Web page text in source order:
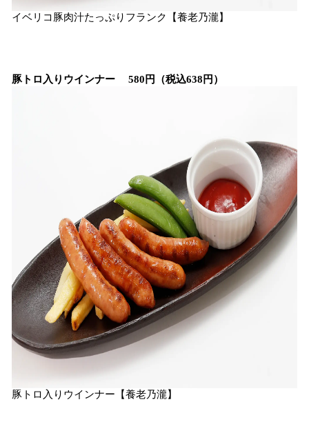
イベリコ豚肉汁たっぷりフランク【養老乃瀧】
豚トロ入りウインナー 580円（税込638円）
豚トロ入りウインナー【養老乃瀧】